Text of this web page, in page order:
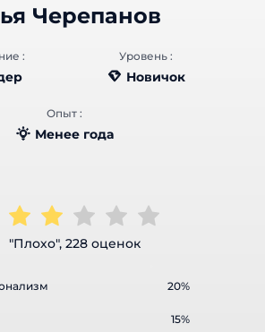
Черепанов
: Уровень :
Новичок
Опыт :
Менее года
"Плохо", 228 оценок
20%
15%